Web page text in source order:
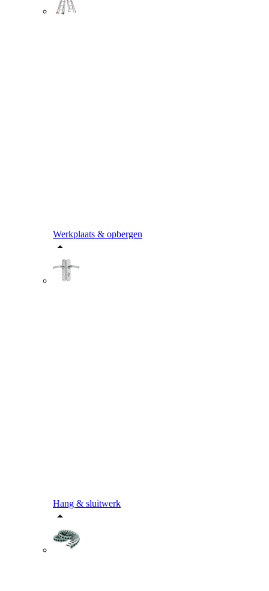
Werkplaats & opbergen
Hang & sluitwerk